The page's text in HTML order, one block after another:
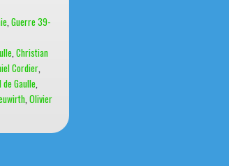
Guerre 39-
Christian
Cordier
de Gaulle
Olivier